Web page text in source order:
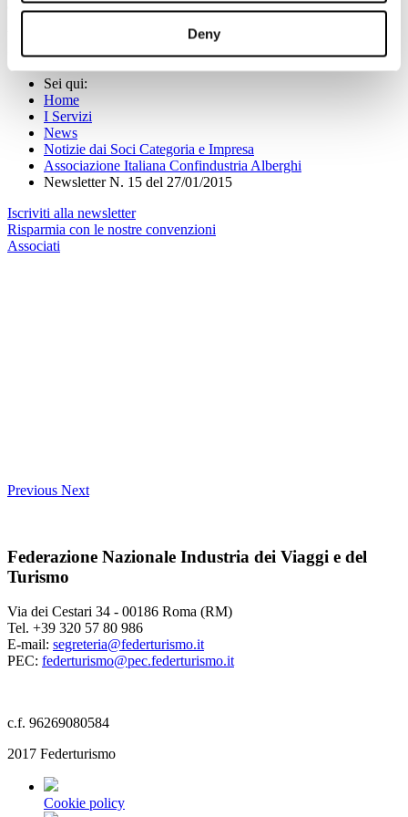
Deny
affarigenerali@alberghiconfindustria.it
V.le Pasteur, 10 - 00144 Roma (RM), Italia T +39.06.5924274 F
+39.06.54281933 - info@alberghiconfindustria.it
Sei qui:
Home
I Servizi
News
Notizie dai Soci Categoria e Impresa
Associazione Italiana Confindustria Alberghi
Newsletter N. 15 del 27/01/2015
Iscriviti alla newsletter
Risparmia con le nostre convenzioni
Associati
Previous Next
Federazione Nazionale Industria dei Viaggi e del
Turismo
Via dei Cestari 34 - 00186 Roma (RM)
Tel. +39 320 57 80 986
E-mail: segreteria@federturismo.it
PEC: federturismo@pec.federturismo.it
c.f. 96269080584
2017 Federturismo
Cookie policy